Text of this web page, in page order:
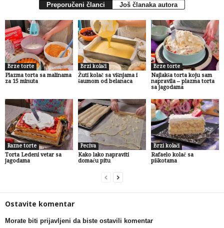
Preporučeni članci Još članaka autora
Brze torte
Plazma torta sa malinama
za 15 minuta
Brzi kolači
Žuti kolač sa višnjama i
šaumom od belanaca
Brze torte
Najlakša torta koju sam
napravila – plazma torta
sa jagodama
Razne torte
Torta Ledeni vetar sa
jagodama
Peciva
Kako lako napraviti
domaću pitu
Brzi kolači
Rafaelo kolač sa
piškotama
Ostavite komentar
Morate biti prijavljeni da biste ostavili komentar